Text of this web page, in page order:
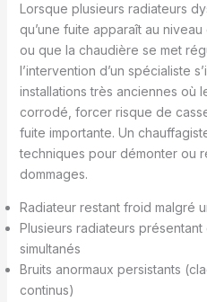
Lorsque plusieurs radiateurs
qu’une fuite apparaît au
ou que la chaudière se met
l’intervention d’un spécialiste
installations très anciennes où
corrodé, forcer risque de
fuite importante. Un
techniques pour démonter ou
dommages.
Radiateur restant froid malgré
Plusieurs radiateurs
simultanés
Bruits anormaux persistants
continus)